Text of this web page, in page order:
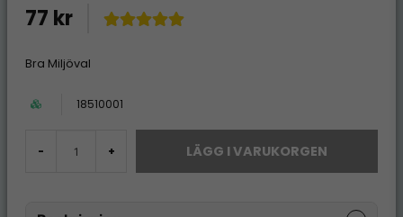
77 kr
Bra Miljöval
18510001
- + LÄGG I VARUKORGEN